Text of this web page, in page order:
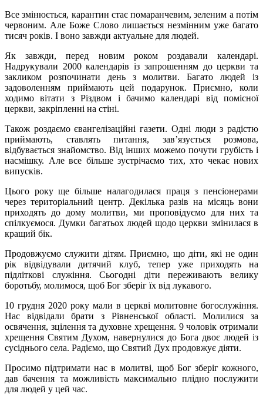
Все змінюється, карантин стає помаранчевим, зеленим а потім
червоним. Але Боже Слово лишається незмінним уже багато
тисяч років. І воно завжди актуальне для людей.
Як завжди, перед новим роком роздавали календарі.
Надрукували 2000 календарів із запрошенням до церкви та
закликом розпочинати день з молитви. Багато людей із
задоволенням приймають цей подарунок. Приємно, коли
ходимо вітати з Різдвом і бачимо календарі від помісної
церкви, закріпленні на стіні.
Також роздаємо євангелізаційні газети. Одні люди з радістю
приймають, ставлять питання, зав’язується розмова,
відбувається знайомство. Від інших можемо почути грубість і
насмішку. Але все більше зустрічаємо тих, хто чекає нових
випусків.
Цього року ще більше налагодилася праця з пенсіонерами
через територіальний центр. Декілька разів на місяць вони
приходять до дому молитви, ми проповідуємо для них та
спілкуємося. Думки багатьох людей щодо церкви змінилася в
кращий бік.
Продовжуємо служити дітям. Приємно, що діти, які не один
рік відвідували дитячий клуб, тепер уже приходять на
підліткові служіння. Сьогодні діти переживають велику
боротьбу, молимося, щоб Бог зберіг їх від лукавого.
10 грудня 2020 року мали в церкві молитовне богослужіння.
Нас відвідали брати з Рівненської області. Молилися за
освячення, зцілення та духовне хрещення. 9 чоловік отримали
хрещення Святим Духом, навернулися до Бога двоє людей із
сусіднього села. Радіємо, що Святий Дух продовжує діяти.
Просимо підтримати нас в молитві, щоб Бог зберіг кожного,
дав бачення та можливість максимально плідно послужити
для людей у цей час.